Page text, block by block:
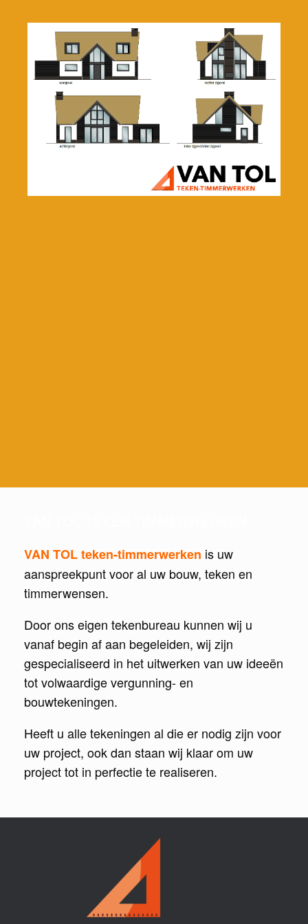
VAN TOL teken-timmerwerken is uw
aanspreekpunt voor al uw bouw, teken en
timmerwensen.
Door ons eigen tekenbureau kunnen wij u
vanaf begin af aan begeleiden, wij zijn
gespecialiseerd in het uitwerken van uw ideeën
tot volwaardige vergunning- en
bouwtekeningen.
Heeft u alle tekeningen al die er nodig zijn voor
uw project, ook dan staan wij klaar om uw
project tot in perfectie te realiseren.